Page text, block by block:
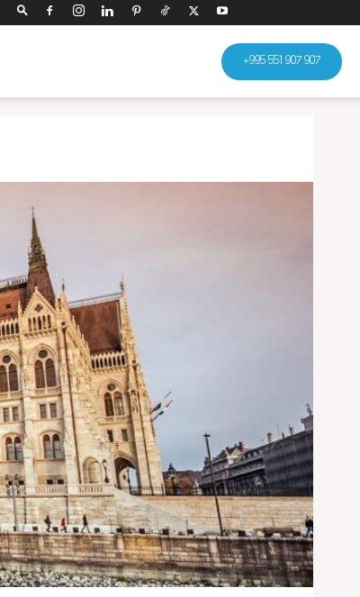
+995 551 907 907